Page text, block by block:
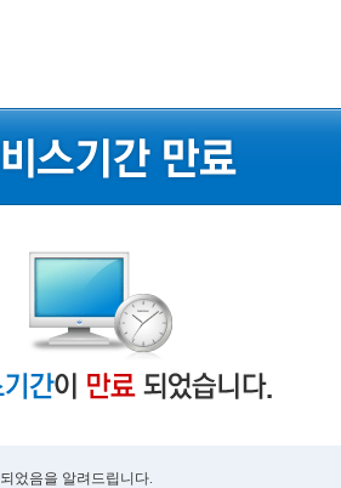
되었음을 알려드립니다.